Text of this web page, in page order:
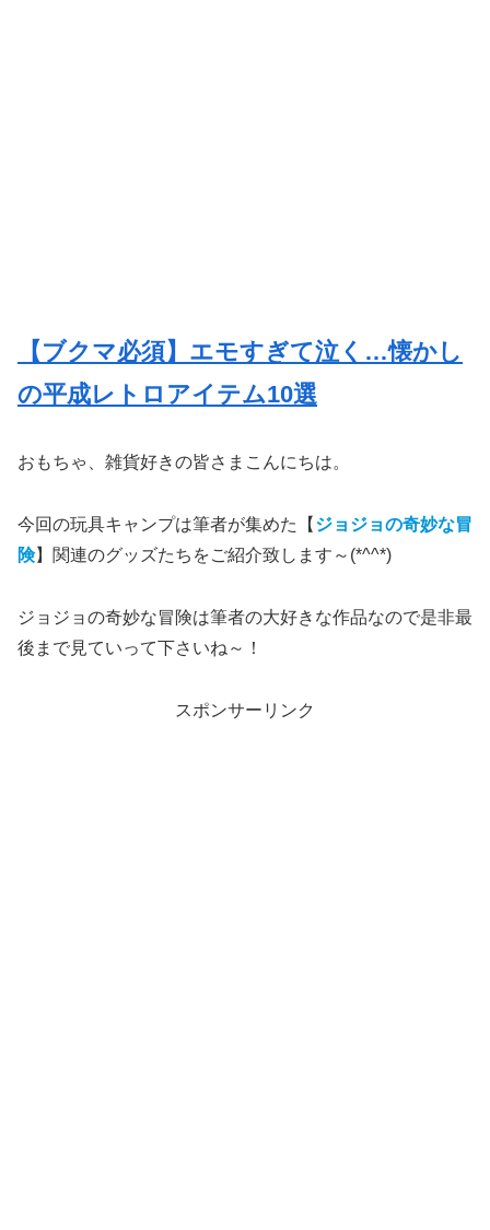
【ブクマ必須】エモすぎて泣く…懐かし
の平成レトロアイテム10選
おもちゃ、雑貨好きの皆さまこんにちは。
今回の玩具キャンプは筆者が集めた【 ジョジョの奇妙な冒
険】関連のグッズたちをご紹介致します～(*^^*)
ジョジョの奇妙な冒険は筆者の大好きな作品なので是非最
後まで見ていって下さいね～！
スポンサーリンク